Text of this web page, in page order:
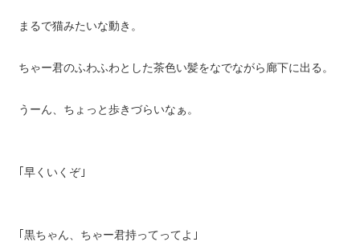
まるで猫みたいな動き。
ちゃー君のふわふわとした茶色い髪をなでながら廊下に出る。
うーん、ちょっと歩きづらいなぁ。
｢早くいくぞ｣
｢黒ちゃん、ちゃー君持ってってよ｣